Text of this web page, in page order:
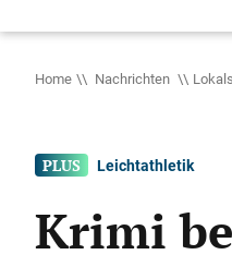
Home Nachrichten
Leichtathletik
Krimi